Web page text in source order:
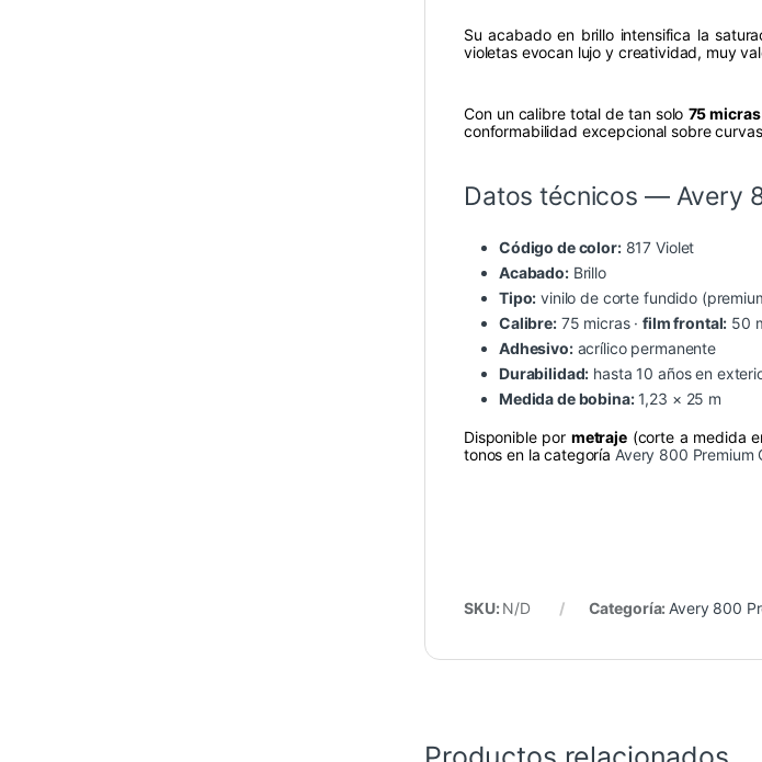
Su acabado en brillo intensifica la
violetas evocan lujo y creatividad, muy
Con un calibre total de tan solo 75 micras
conformabilidad excepcional sobre
Datos técnicos — Avery
Código de color:817 Violet
Acabado:Brillo
Tipo: vinilo de corte fundido
Calibre:75 micras ·film frontal: 50
Adhesivo:acrílico permanente
Durabilidad: hasta 10 años en
Medida de bobina:1,23 × 25 m
Disponible por metraje(corte a medida
tonos en la categoría Avery 800 Premium
SKU: N/D Categoría:Avery 800